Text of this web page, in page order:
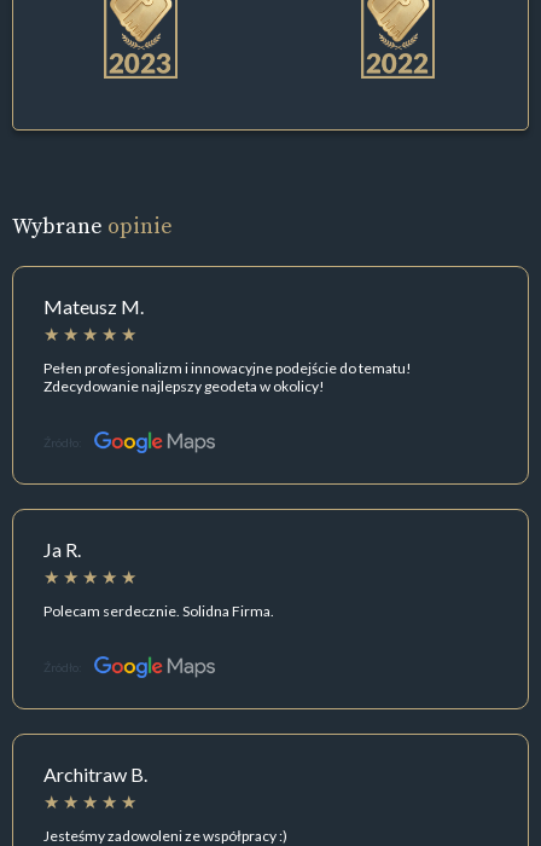
Wybrane opinie
Mateusz M.
Pełen profesjonalizm i innowacyjne podejście do tematu!
Zdecydowanie najlepszy geodeta w okolicy!
Źródło:
Ja R.
Polecam serdecznie. Solidna Firma.
Źródło:
Architraw B.
Jesteśmy zadowoleni ze współpracy :)